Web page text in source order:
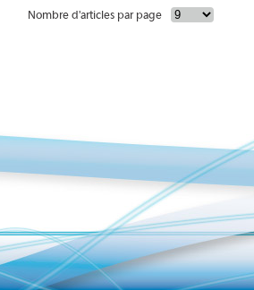
Nombre d'articles par page